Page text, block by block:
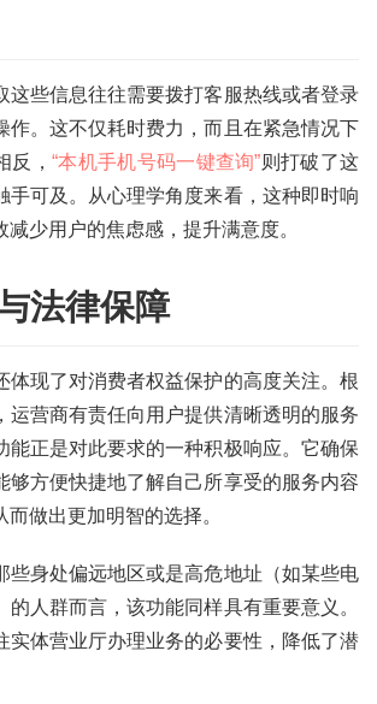
注册
投稿
这些信息往往需要拨打客服热线或者登录
作。这不仅耗时费力，而且在紧急情况下
反，“本机手机号码一键查询”则打破了这
手可及。从心理学角度来看，这种即时响
减少用户的焦虑感，提升满意度。
法律保障
体现了对消费者权益保护的高度关注。根
运营商有责任向用户提供清晰透明的服务
能正是对此要求的一种积极响应。它确保
够方便快捷地了解自己所享受的服务内容
而做出更加明智的选择。
些身处偏远地区或是高危地址（如某些电
的人群而言，该功能同样具有重要意义。
实体营业厅办理业务的必要性，降低了潜